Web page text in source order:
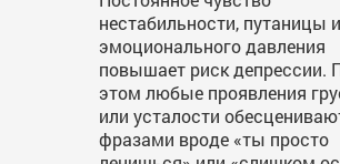
нестабильности, путаницы и
эмоционального давления
повышает риск депрессии.
этом любые проявления
или усталости
фразами вроде «ты просто